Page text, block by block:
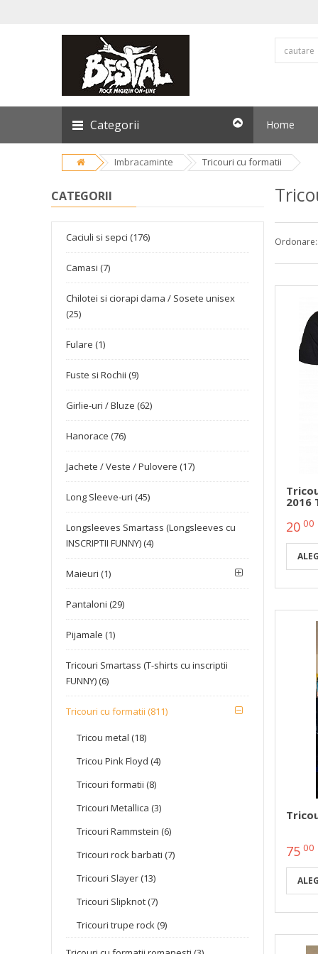
Categorii Home
Imbracaminte Tricouri cu formatii
CATEGORII
Caciuli si sepci (176)
Camasi (7)
Chilotei si ciorapi dama / Sosete unisex
(25)
Fulare (1)
Fuste si Rochii (9)
Girlie-uri / Bluze (62)
Hanorace (76)
Jachete / Veste / Pulovere (17)
Long Sleeve-uri (45)
Longsleeves Smartass (Longsleeves cu
INSCRIPTII FUNNY) (4)
Maieuri (1)
Pantaloni (29)
Pijamale (1)
Tricouri Smartass (T-shirts cu inscriptii
FUNNY) (6)
Tricouri cu formatii (811)
Tricou metal (18)
Tricou Pink Floyd (4)
Tricouri formatii (8)
Tricouri Metallica (3)
Tricouri Rammstein (6)
Tricouri rock barbati (7)
Tricouri Slayer (13)
Tricouri Slipknot (7)
Tricouri trupe rock (9)
2016
20 00
75 00